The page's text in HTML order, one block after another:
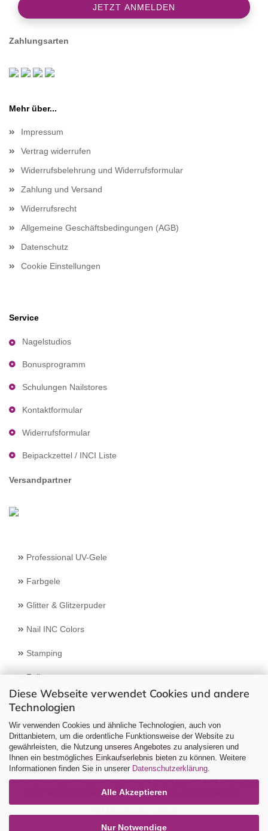
Diese Webseite verwendet Cookies und andere
Technologien
Wir verwenden Cookies und ähnliche Technologien, auch von
Drittanbietern, um die ordentliche Funktionsweise der Website zu
gewährleisten, die Nutzung unseres Angebotes zu analysieren und
Ihnen ein bestmögliches Einkaufserlebnis bieten zu können. Weitere
Informationen finden Sie in unserer Datenschutzerklärung
Alle Akzeptieren
Nur Notwendige
Zahlungsarten
Mehr über...
Impressum
Vertrag widerrufen
Widerrufsbelehrung und Widerrufsformular
Zahlung und Versand
Widerrufsrecht
Allgemeine Geschäftsbedingungen (AGB)
Datenschutz
Cookie Einstellungen
Service
Nagelstudios
Bonusprogramm
Schulungen Nailstores
Kontaktformular
Widerrufsformular
Beipackzettel / INCI Liste
Versandpartner
Professional UV-Gele
Farbgele
Glitter & Glitzerpuder
Nail INC Colors
Stamping
Feilen
Select Language
Vertrag widerrufen
Alle Preise verstehen sich inklusive der gesetzlichen Mehrwertsteuer,
Versandkostensoweit nicht anders gekennzeichnet.